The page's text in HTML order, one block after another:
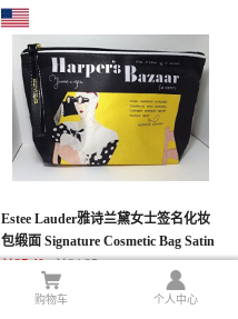
Estee Lauder雅诗兰黛女士签名化妆
包缎面 Signature Cosmetic Bag Satin
Harper's Bazaar New
￥27.40 ￥34.25
购物车 个人中心